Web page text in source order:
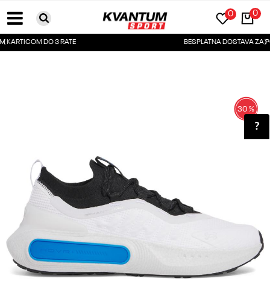
0
0
BESPLATNA DOSTAVA ZA PORUDŽBINE PREKO 6000RSD
30%